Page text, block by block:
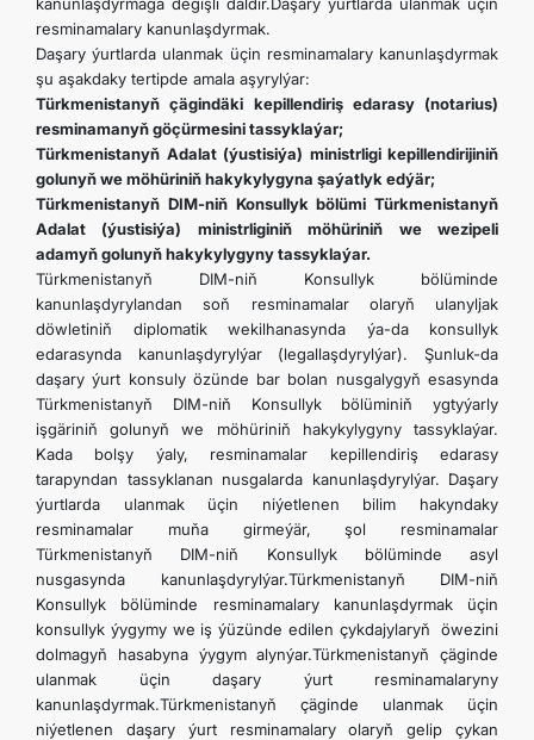
resminamalary kanunlaşdyrmak.
Daşary ýurtlarda ulanmak üçin resminamalary kanunlaşdyrmak
şu aşakdaky tertipde amala aşyrylýar:
Türkmenistanyň çägindäki kepillendiriş edarasy (notarius)
resminamanyň göçürmesini tassyklaýar;
Türkmenistanyň Adalat (ýustisiýa) ministrligi kepillendirijiniň
golunyň we möhüriniň hakykylygyna şaýatlyk edýär;
Türkmenistanyň DIM-niň Konsullyk bölümi Türkmenistanyň
Adalat (ýustisiýa) ministrliginiň möhüriniň we wezipeli
adamyň golunyň hakykylygyny tassyklaýar.
Türkmenistanyň DIM-niň Konsullyk bölüminde
kanunlaşdyrylandan soň resminamalar olaryň ulanyljak
döwletiniň diplomatik wekilhanasynda ýa-da konsullyk
edarasynda kanunlaşdyrylýar (legallaşdyrylýar). Şunluk-da
daşary ýurt konsuly özünde bar bolan nusgalygyň esasynda
Türkmenistanyň DIM-niň Konsullyk bölüminiň ygtyýarly
işgäriniň golunyň we möhüriniň hakykylygyny tassyklaýar.
Kada bolşy ýaly, resminamalar kepillendiriş edarasy
tarapyndan tassyklanan nusgalarda kanunlaşdyrylýar. Daşary
ýurtlarda ulanmak üçin niýetlenen bilim hakyndaky
resminamalar muňa girmeýär, şol resminamalar
Türkmenistanyň DIM-niň Konsullyk bölüminde asyl
nusgasynda kanunlaşdyrylýar.Türkmenistanyň DIM-niň
Konsullyk bölüminde resminamalary kanunlaşdyrmak üçin
konsullyk ýygymy we iş ýüzünde edilen çykdajylaryň öwezini
dolmagyň hasabyna ýygym alynýar.Türkmenistanyň çäginde
ulanmak üçin daşary ýurt resminamalaryny
kanunlaşdyrmak.Türkmenistanyň çäginde ulanmak üçin
niýetlenen daşary ýurt resminamalary olaryň gelip çykan